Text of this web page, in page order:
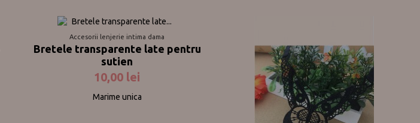
Accesorii lenjerie intima dama
Bretele transparente late pentru
sutien
10,00 lei
Marime unica